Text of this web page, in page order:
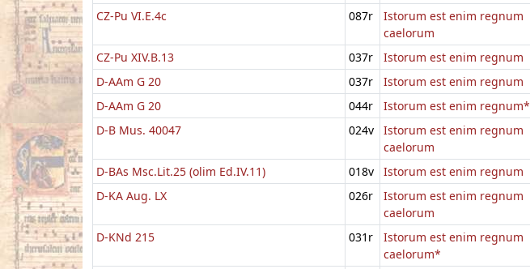
CZ-Pu VI.E.4c
087r
Istorum est enim regnum
caelorum
CZ-Pu XIV.B.13 037r Istorum est enim regnum
D-AAm G 20
037r Istorum est enim regnum
D-AAm G 20
044r Istorum est enim regnum*
D-B Mus. 40047
024v
Istorum est enim regnum
caelorum
D-BAs Msc.Lit.25 (olim Ed.IV.11) 018v Istorum est enim regnum
D-KA Aug. LX
026r
Istorum est enim regnum
caelorum
D-KNd 215 031r
Istorum est enim regnum
caelorum*